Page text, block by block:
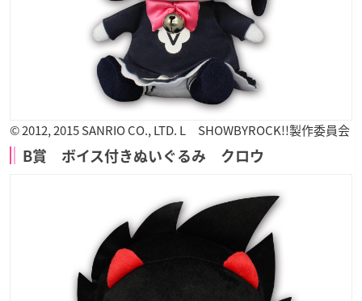
© 2012, 2015 SANRIO CO., LTD. L SHOWBYROCK!!製作委員会
B賞 ボイス付きぬいぐるみ クロウ